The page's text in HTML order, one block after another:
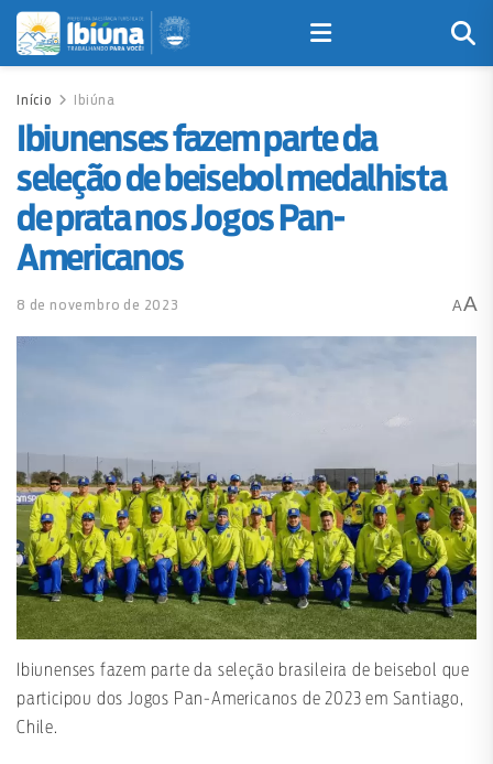
Início Ibiúna
Ibiunenses fazem parte da
seleção de beisebol medalhista
de prata nos Jogos Pan-
Americanos
8 de novembro de 2023 AA
Ibiunenses fazem parte da seleção brasileira de beisebol que
participou dos Jogos Pan-Americanos de 2023 em Santiago,
Chile.